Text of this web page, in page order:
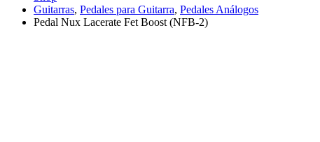
Guitarras, Pedales para Guitarra, Pedales Análogos
Pedal Nux Lacerate Fet Boost (NFB-2)